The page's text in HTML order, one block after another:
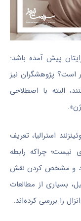
پیش آمده باشد:
پژوهشگران نیز
البته با اصطلاحی
استرالیا، تعریف
نیست؛ چراکه رابطه
و مشخص کردن نقش
بسیاری از مطالعات
را بررسی کرده‌اند.